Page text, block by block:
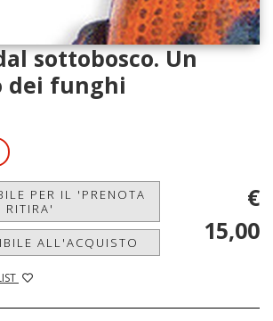
sottobosco. Un
dei funghi
PER IL 'PRENOTA
RITIRA'
ALL'ACQUISTO
€
15,00